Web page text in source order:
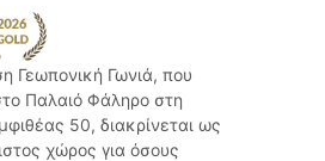
Γεωπονική Γωνιά, που
Παλαιό Φάληρο στη
50, διακρίνεται ως
χώρος για όσους